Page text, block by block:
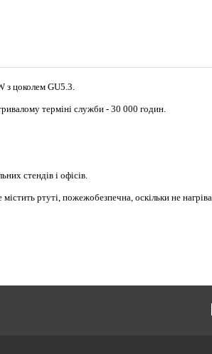
з цоколем GU5.3.
терміні служби - 30 000 годин.
стендів і офісів.
ртуті, пожежобезпечна, оскільки не